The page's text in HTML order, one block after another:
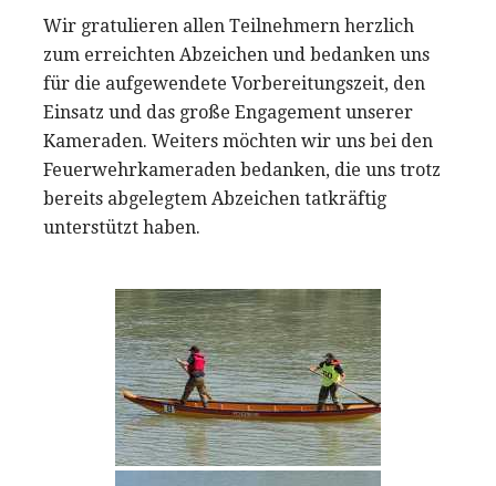
Wir gratulieren allen Teilnehmern herzlich
zum erreichten Abzeichen und bedanken uns
für die aufgewendete Vorbereitungszeit, den
Einsatz und das große Engagement unserer
Kameraden. Weiters möchten wir uns bei den
Feuerwehrkameraden bedanken, die uns trotz
bereits abgelegtem Abzeichen tatkräftig
unterstützt haben.